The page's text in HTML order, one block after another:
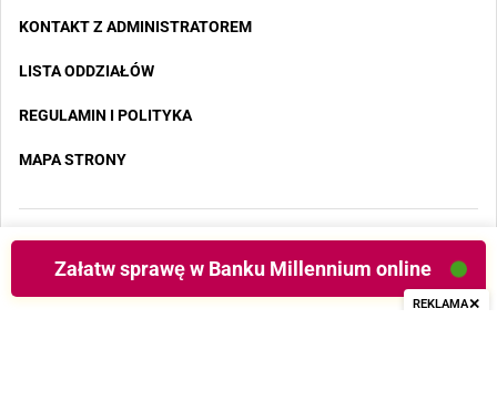
KONTAKT Z ADMINISTRATOREM
LISTA ODDZIAŁÓW
REGULAMIN I POLITYKA
MAPA STRONY
Copyright 2025 - Wszystkie prawa zastrzeżone
REKLAMA✕
Załatw sprawę w Banku Millennium online